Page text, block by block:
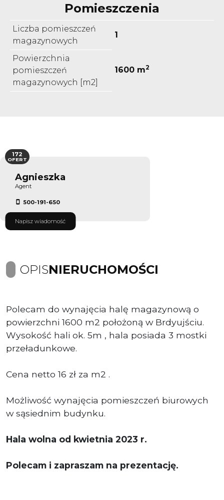
Pomieszczenia
Liczba pomieszczeń
magazynowych
1
Powierzchnia
pomieszczeń
magazynowych [m2]
1600 m2
Agnieszka
Agent
500-191-650
Napisz wiadomość
172
OFERT
OPISNIERUCHOMOŚCI
Polecam do wynajęcia halę magazynową o
powierzchni 1600 m2 położoną w Brdyujściu.
Wysokość hali ok. 5m , hala posiada 3 mostki
przeładunkowe.
Cena netto 16 zł za m2 .
Możliwość wynajęcia pomieszczeń biurowych
w sąsiednim budynku.
Hala wolna od kwietnia 2023 r.
Polecam i zapraszam na prezentację.